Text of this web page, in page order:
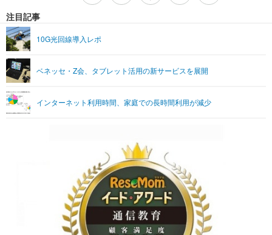
エンタメTOP 映画・ドラマ
グラビア ブログ
ショッピング その他
ライフTOP
リリース一覧
プッシュ通知の停止方法
注目記事
10G光回線導入レポ
ベネッセ・Z会、タブレット活用の新サービスを展開
インターネット利用時間、家庭での長時間利用が減少